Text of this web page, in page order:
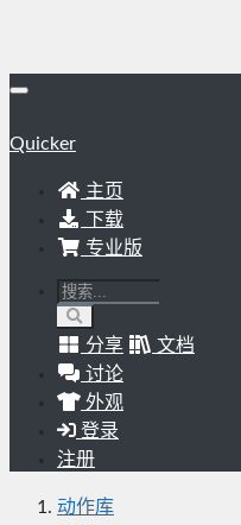
Quicker
主页
下载
专业版
分享
文档
讨论
外观
登录
注册
动作库